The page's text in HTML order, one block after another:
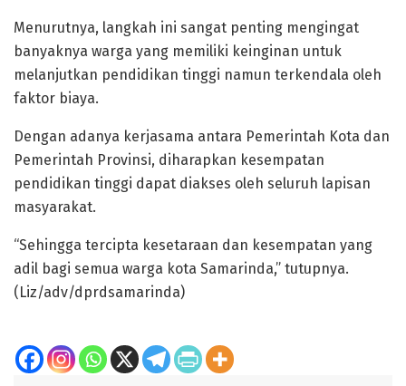
Menurutnya, langkah ini sangat penting mengingat
banyaknya warga yang memiliki keinginan untuk
melanjutkan pendidikan tinggi namun terkendala oleh
faktor biaya.
Dengan adanya kerjasama antara Pemerintah Kota dan
Pemerintah Provinsi, diharapkan kesempatan
pendidikan tinggi dapat diakses oleh seluruh lapisan
masyarakat.
“Sehingga tercipta kesetaraan dan kesempatan yang
adil bagi semua warga kota Samarinda,” tutupnya.
(Liz/adv/dprdsamarinda)